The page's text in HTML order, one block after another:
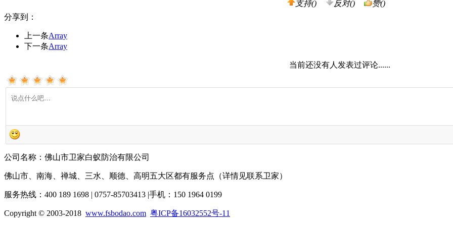
支持() 反对() 赞()
分享到：
上一条Array
下一条Array
当前还没有人发表过评论......
公司名称：佛山市卫家白蚁防治有限公司
佛山市、南海、禅城、三水、顺德、高明五大区都有服务点（详情见联系卫家）
服务热线：400 189 1698 | 0757-85703413 |手机：150 1964 0199
Copyright © 2003-2018 www.fsbodao.com 粤ICP备16032552号-11